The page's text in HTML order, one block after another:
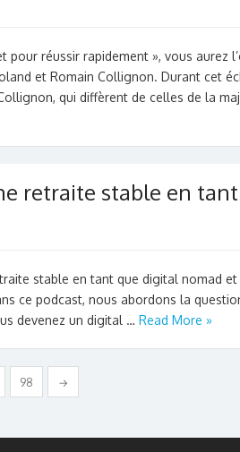
réussir rapidement », vous aurez
et Romain Collignon. Durant cet
qui diffèrent de celles de la
retraite stable en tant
stable en tant que digital nomad et
ce podcast, nous abordons la
devenez un digital … Read More »
98 →